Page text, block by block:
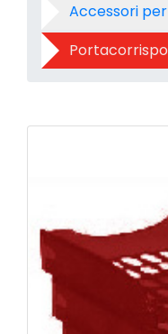
Accessori